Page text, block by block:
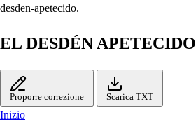
desden-apetecido.
EL DESDÉN APETECIDO
Proporre correzione Scarica TXT
Inizio